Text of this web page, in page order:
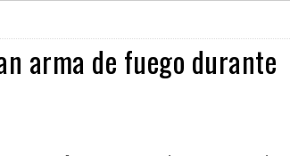
arma de fuego durante